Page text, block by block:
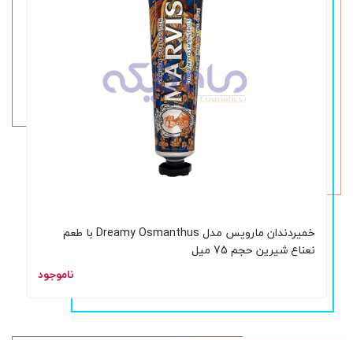
خمیردندان مارویس مدل Dreamy Osmanthus با طعم
نعناع شیرین حجم 75 میل
ناموجود